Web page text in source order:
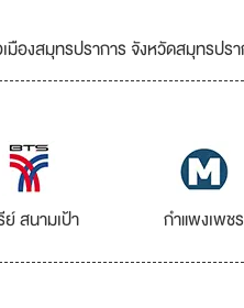
มืองสมุทรปราการ จังหวัดสมุทรปรา
ย์ สนามเป้า กำแพงเพชร